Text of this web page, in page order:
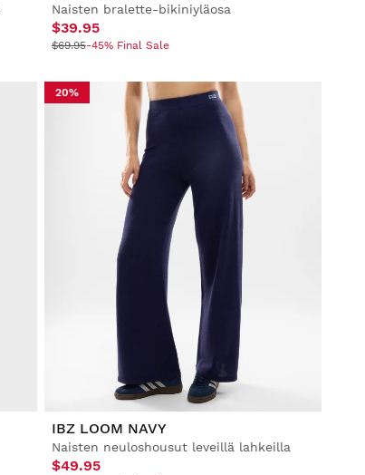
Naisten bralette-bikiniyläosa
$39.95
$69.95-45% Final Sale
20%
IBZ LOOM NAVY
Naisten neuloshousut leveillä lahkeilla
$49.95